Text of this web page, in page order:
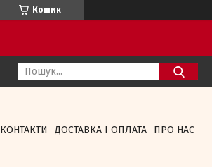
Кошик
КОНТАКТИ ДОСТАВКА І ОПЛАТА ПРО НАС